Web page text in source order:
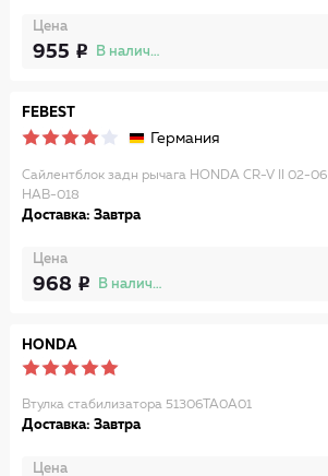
Цена
955 В наличии
FEBEST
Германия
Сайлентблок задн рычага HONDA CR-V II 02-06
HAB-018
Доставка: Завтра
Цена
968 В наличии
HONDA
Втулка стабилизатора 51306TA0A01
Доставка: Завтра
Цена